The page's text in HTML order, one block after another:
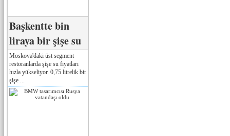
Başkentte bin
liraya bir şişe su
Moskova'daki üst segment
restoranlarda şişe su fiyatları
hızla yükseliyor. 0,75 litrelik bir
şişe ...